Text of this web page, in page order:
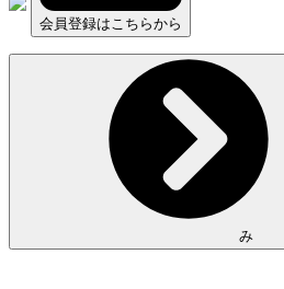
会員登録はこちらから
み